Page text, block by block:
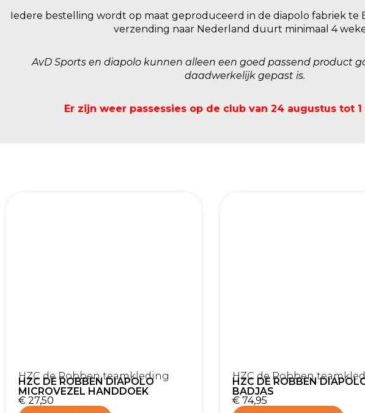
Iedere bestelling wordt op maat geproduceerd in de diapolo fabriek te
verzending naar Nederland duurt minimaal 4
AvD Sports en diapolo kunnen alleen een goed passend product
daadwerkelijk gepast is.
Er zijn weer passessies op de club van 24 augustus tot
HZC de Robben teamkleding
HZC DE ROBBEN DIAPOLO
MICROVEZEL HANDDOEK
€ 27,50
HZC de Robben
HZC DE ROBBEN
BADJAS
€ 74,95